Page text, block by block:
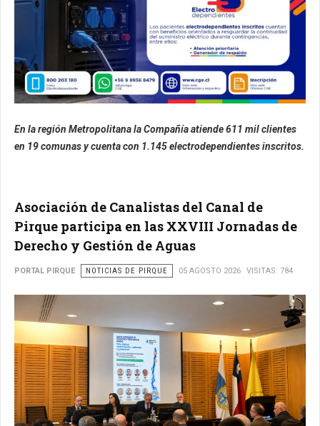
En la región Metropolitana la Compañía atiende 611 mil clientes
en 19 comunas y cuenta con 1.145 electrodependientes inscritos.
Asociación de Canalistas del Canal de
Pirque participa en las XXVIII Jornadas de
Derecho y Gestión de Aguas
PORTAL PIRQUE NOTICIAS DE PIRQUE 05 AGOSTO 2026 VISITAS: 784